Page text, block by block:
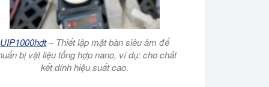
UIP1000hdt– Thiết lập mặt bàn siêu âm để
bị vật liệu tổng hợp nano, ví dụ: cho chất
kết dính hiệu suất cao.